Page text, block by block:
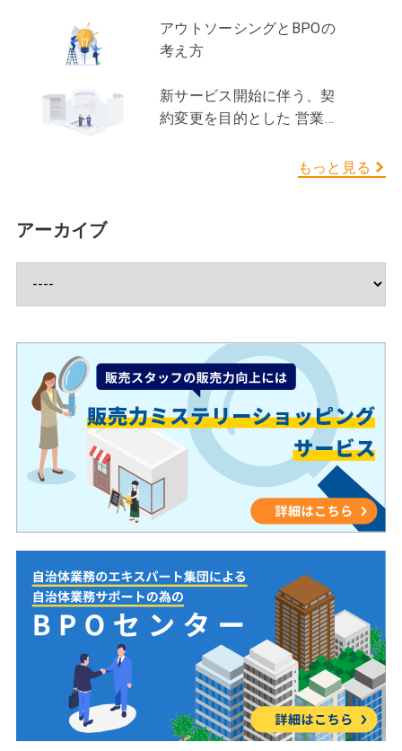
何と話しかければいいかわからない・タイミングが
わからないという気持ちから、自分自身でハードル
ん。接客では、受け身の姿勢でも成り立ちました
が、販売においては受け身の姿勢では成り立ちませ
ん。多くの方はまずこのポイントでつまずくのでは
ないでしょうか。 【知識を実践に変える難しさ】
※②③④の項目に該当 自分から行動する難しさを乗
に変える難しさです。具体的には、接客ではお客様
お客様自身も気付いていないニーズや課題を明確に
していく必要があります。その為、お客様の状況に
合わせて、興味付けを行い課題を汲み取り、その課
ます。 つまり、販売では商品知識があるだけでは成
果につながず、その知識をお客様一人ひとりに合わ
せて使うことが重要なのです。例えば興味付けで
は、「どんな言葉なら興味を持ってもらえるのか」
を考える必要がありますし、課題やニーズを確認す
る場面では、・何を聞けばいいのかわからない・ニ
ーズの引き出し方がわからないという悩みが生まれ
ます。ただ質問をするだけではなく、相手が話しや
すい聞き方や会話の組み立て方が重要になります。
一方で、この課題確認のプロセスは、接客経験者に
とって大きな強みを発揮できる場面でもあります。
なぜならお客様に寄り添いながら話を聞き、相手の
気持ちや状況を理解しようとする姿勢は、接客と販
売に共通する重要なスキルだからです。実際には、
お客様に興味を持っていただき、抱えている課題や
ニーズを把握できれば、その後は商品知識を活用し
て解決策を提案していく流れになります。しかし販
売未経験者が提案の場面で直面しやすいのが、・商
品の説明ばかりになってしまう・お客様のニーズと
も違反となります。「少しだけ」「助かるから」が
積み重なると、契約と実態のズレが生じ、監査や更
は もう一つの形態として、「業務委託」が挙げられ
ます。人材派遣が「人材」を提供するのに対し、業
供してもらいます。また業務委託の中にも業務の成
約）」が存在します。どちらも雇用契約とは異な
業務委託の利点 ① 人の管理をせず、業務そのも
のを外部に任せられる 特定の業務や役割に特化した
スキルを持つ委託先に対し、成果や業務範囲を明確
に定めて依頼することができます。自社でやろうと
すると工数の掛かる「採用」「教育」「目標管理」
等も含めて任せられる点が強みです。 ② 契約内
容を前提に業務範囲や期間を柔軟に設計できる スポ
ット案件から通常業務まで、業務の範囲や期間を自
由に決めて発注できます。日常的な業務の切り出し
から、繁忙期のスポット対応や特定のイベント業務
への対応など、自社の課題感に合った外部人材活用
手法を取る事が出来ます。 ③ 社内リソースの最
適化につながる 業務の一部を外部に任せることによ
って、社員は本来やるべき仕事に集中しやすくなり
ます。人手のやりくりがしやすくなり、結果として
仕事の効率アップにもつながります。 業務委託の
注意点 ① 管理方法に制限がある 雇用関係・指揮
命令権がないため、日々の細かな指示や勤務時間の
管理は行えません。業務遂行方法に口を出しすぎる
業にとっても、その声をもとに商品開発やサービス
改善につなげることが可能です。つまり、口コミや
レビューは、消費者と企業の双方にとって大きなメ
リットをもたらす可能性を有した、非常に重要な情
報の仕組みといえます。 【NPS（ネット・プロモー
ター・スコア）とは】 NPSは顧客のロイヤルティ、
つまり「企業やブランドに対してどれくらいの愛着
や信頼があるか」を数値化できる手法だと言われて
い勧めたいと思うか」を0〜10点で尋ね、その回答
からお客様のロイヤルティを数字で可視化します。
単なる満足度ではなく、「どの程度“推したい”と思
っているか」を測る点が特徴です。口コミやレビュ
ーが「使ってみた感想」や「良かった点・悪かった
「このブランドを他人に勧めたいか」という関係の
深さを示します。スコアを見ることで、・他者にす
すめたいほどのファンなのか、・それなりに納得し
ているレベルなのか、・不満を抱え、他人にはすす
めたくないのか、といったお客様の気持ちの段階を
数値で把握することができます。NPSは、こうした
お客様との“心の距離”を継続的に見える化すること
で、私たちがどれだけ信頼され、愛されているブラ
ンドなのかを客観的に示す指標です。単なる数字で
今後のサービス改善やファンづくりに活かしていく
ことが期待されています。 2.それぞれの特徴 両手
法とも顧客満足度を高めたり、販売促進につなげた
りするうえで欠かせない重要な役割を担っていま
す。いずれも顧客の本音を知る手段であることに変
わりはありませんが、その性質や活用方法には大き
な違いがあります。ここからは、「口コミ・レビュ
ー」と「NPS」それぞれの特徴やメリット・デメリ
ットについても詳しくご紹介していきます。 【口コ
アウトソーシングとBPOの
考え方
新サービス開始に伴う、契
約変更を目的とした 営業支
もっと見る
アーカイブ